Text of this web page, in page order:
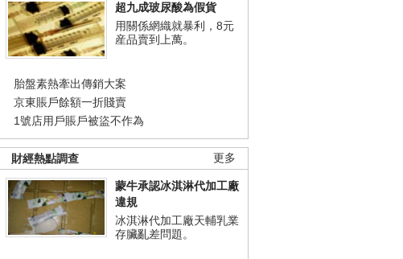
超九成玻尿酸為假貨
用關係網織就暴利，8元
産品賣到上萬。
胎盤素熱牽出傳銷大案
京東賬戶餘額一折賤賣
1號店用戶賬戶被盜不作為
更多
財經熱點調查
蒙牛承認冰淇淋代加工廠
違規
冰淇淋代加工廠天輔乳業
存臟亂差問題。